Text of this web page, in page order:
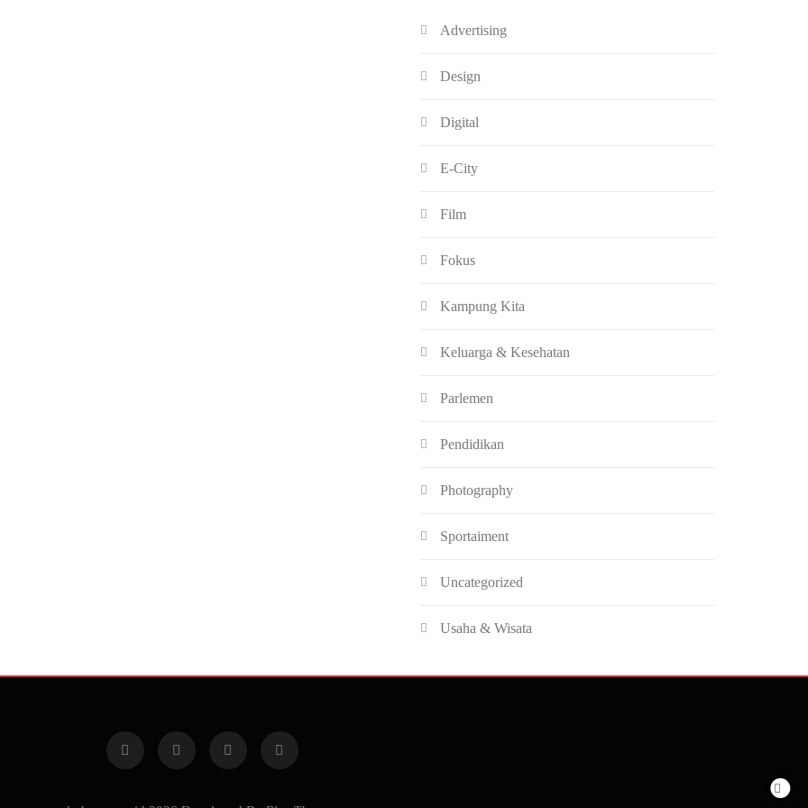
Advertising
Design
Digital
E-City
Film
Fokus
Kampung Kita
Keluarga & Kesehatan
Parlemen
Pendidikan
Photography
Sportaiment
Uncategorized
Usaha & Wisata